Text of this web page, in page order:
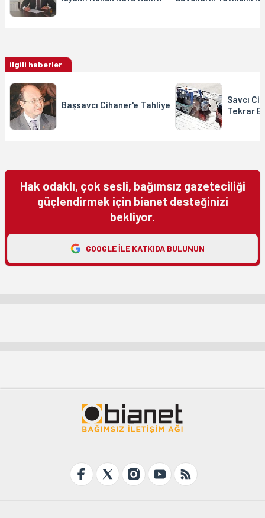
ilgili haberler
Başsavcı Cihaner'e Tahliye
Savcı
Tekrar
Hak odaklı, çok sesli, bağımsız gazeteciliği
güçlendirmek için bianet desteğinizi
bekliyor.
GOOGLE ILE KATKIDA BULUNUN